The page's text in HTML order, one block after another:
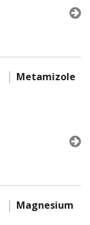
Metamizole
Magnesium